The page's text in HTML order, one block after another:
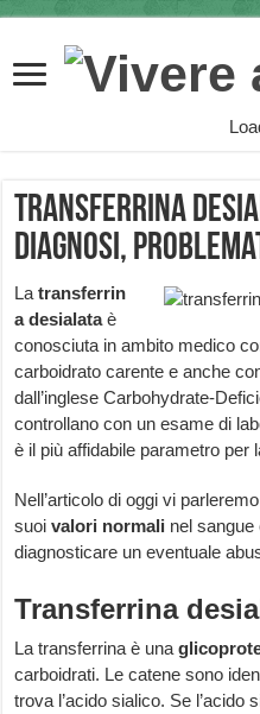
Transferrina
diagnosi,
Latransferrin
a desialataè
conosciuta in ambito medico
carboidrato carente e anche
dall’inglese Carbohydrate-
controllano con un esame di
è il più affidabile parametro per
Nell’articolo di oggi vi
suoivalori normali nel sangue
diagnosticare un eventuale
Transferrina
La transferrina è una
carboidrati. Le catene sono
trova l’acido sialico. Se